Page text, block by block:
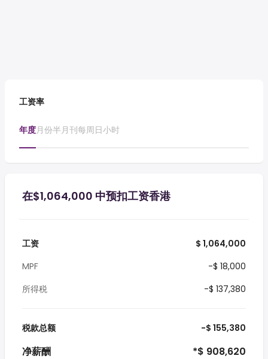
工资率
年度月份半月刊每周日小时
在$1,064,000 中预扣工资香港
工资
$ 1,064,000
MPF
-$ 18,000
所得税
-$ 137,380
税款总额 -$ 155,380
净薪酬 *$ 908,620